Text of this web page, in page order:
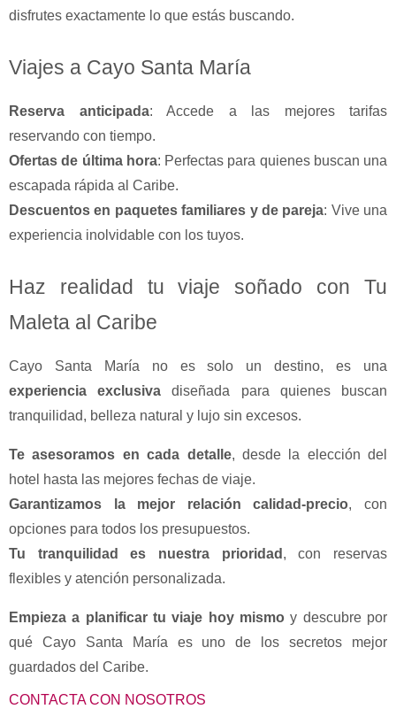
disfrutes exactamente lo que estás buscando.
Viajes a Cayo Santa María
Reserva anticipada: Accede a las mejores tarifas
reservando con tiempo.
Ofertas de última hora: Perfectas para quienes buscan una
escapada rápida al Caribe.
Descuentos en paquetes familiares y de pareja: Vive una
experiencia inolvidable con los tuyos.
Haz realidad tu viaje soñado con Tu
Maleta al Caribe
Cayo Santa María no es solo un destino, es una
experiencia exclusiva diseñada para quienes buscan
tranquilidad, belleza natural y lujo sin excesos.
Te asesoramos en cada detalle, desde la elección del
hotel hasta las mejores fechas de viaje.
Garantizamos la mejor relación calidad-precio, con
opciones para todos los presupuestos.
Tu tranquilidad es nuestra prioridad , con reservas
flexibles y atención personalizada.
Empieza a planificar tu viaje hoy mismo y descubre por
qué Cayo Santa María es uno de los secretos mejor
guardados del Caribe.
CONTACTA CON NOSOTROS